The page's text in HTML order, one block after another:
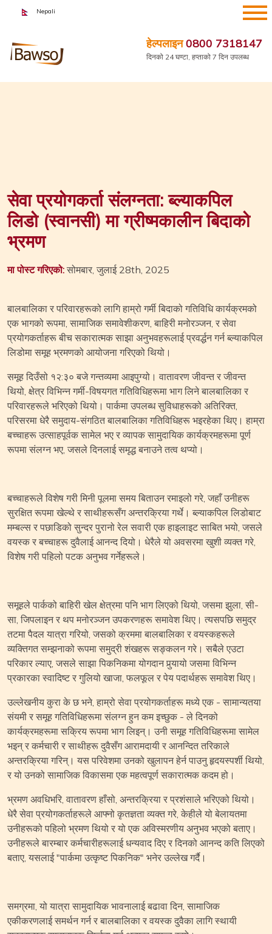
सामग्रीमा
Nepali
हेल्पलाइन0800 7318147
दिनको 24 घण्टा, हप्ताको 7 दिन उपलब्ध
सेवा प्रयोगकर्ता संलग्नता: ब्ल्याकपिल
लिडो (स्वानसी) मा ग्रीष्मकालीन बिदाको
भ्रमण
मा पोस्ट गरिएको: सोमबार, जुलाई 28th, 2025
बालबालिका र परिवारहरूको लागि हाम्रो गर्मी बिदाको गतिविधि कार्यक्रमको
एक भागको रूपमा, सामाजिक समावेशीकरण, बाहिरी मनोरञ्जन, र सेवा
प्रयोगकर्ताहरू बीच सकारात्मक साझा अनुभवहरूलाई प्रवर्द्धन गर्न ब्ल्याकपिल
लिडोमा समूह भ्रमणको आयोजना गरिएको थियो।
समूह दिउँसो १२:३० बजे गन्तव्यमा आइपुग्यो। वातावरण जीवन्त र जीवन्त
थियो, क्षेत्र विभिन्न गर्मी-विषयगत गतिविधिहरूमा भाग लिने बालबालिका र
परिवारहरूले भरिएको थियो। पार्कमा उपलब्ध सुविधाहरूको अतिरिक्त,
परिसरमा धेरै समुदाय-संगठित बालबालिका गतिविधिहरू भइरहेका थिए। हाम्रा
बच्चाहरू उत्साहपूर्वक सामेल भए र व्यापक सामुदायिक कार्यक्रमहरूमा पूर्ण
रूपमा संलग्न भए, जसले दिनलाई समृद्ध बनाउने तत्व थप्यो।
बच्चाहरूले विशेष गरी मिनी पूलमा समय बिताउन रमाइलो गरे, जहाँ उनीहरू
सुरक्षित रूपमा खेल्थे र साथीहरूसँग अन्तरक्रिया गर्थे। ब्ल्याकपिल लिडोबाट
मम्बल्स र पछाडिको सुन्दर पुरानो रेल सवारी एक हाइलाइट साबित भयो, जसले
वयस्क र बच्चाहरू दुवैलाई आनन्द दियो। धेरैले यो अवसरमा खुशी व्यक्त गरे,
विशेष गरी पहिलो पटक अनुभव गर्नेहरूले।
समूहले पार्कको बाहिरी खेल क्षेत्रमा पनि भाग लिएको थियो, जसमा झुला, सी-
सा, जिपलाइन र थप मनोरञ्जन उपकरणहरू समावेश थिए। त्यसपछि समुद्र
तटमा पैदल यात्रा गरियो, जसको क्रममा बालबालिका र वयस्कहरूले
व्यक्तिगत सम्झनाको रूपमा समुद्री शंखहरू सङ्कलन गरे। सबैले एउटा
परिकार ल्याए, जसले साझा पिकनिकमा योगदान पुर्‍यायो जसमा विभिन्न
प्रकारका स्वादिष्ट र गुलियो खाजा, फलफूल र पेय पदार्थहरू समावेश थिए।
उल्लेखनीय कुरा के छ भने, हाम्रो सेवा प्रयोगकर्ताहरू मध्ये एक - सामान्यतया
संयमी र समूह गतिविधिहरूमा संलग्न हुन कम इच्छुक - ले दिनको
कार्यक्रमहरूमा सक्रिय रूपमा भाग लिइन्। उनी समूह गतिविधिहरूमा सामेल
भइन् र कर्मचारी र साथीहरू दुवैसँग आरामदायी र आनन्दित तरिकाले
अन्तरक्रिया गरिन्। यस परिवेशमा उनको खुलापन हेर्न पाउनु हृदयस्पर्शी थियो,
र यो उनको सामाजिक विकासमा एक महत्वपूर्ण सकारात्मक कदम हो।
भ्रमण अवधिभरि, वातावरण हाँसो, अन्तरक्रिया र प्रशंसाले भरिएको थियो।
धेरै सेवा प्रयोगकर्ताहरूले आफ्नो कृतज्ञता व्यक्त गरे, केहीले यो बेलायतमा
उनीहरूको पहिलो भ्रमण थियो र यो एक अविस्मरणीय अनुभव भएको बताए।
उनीहरूले बारम्बार कर्मचारीहरूलाई धन्यवाद दिए र दिनको आनन्द कति लिएको
बताए, यसलाई "पार्कमा उत्कृष्ट पिकनिक" भनेर उल्लेख गर्दै।
समग्रमा, यो यात्रा सामुदायिक भावनालाई बढावा दिन, सामाजिक
एकीकरणलाई समर्थन गर्न र बालबालिका र वयस्क दुवैका लागि स्थायी